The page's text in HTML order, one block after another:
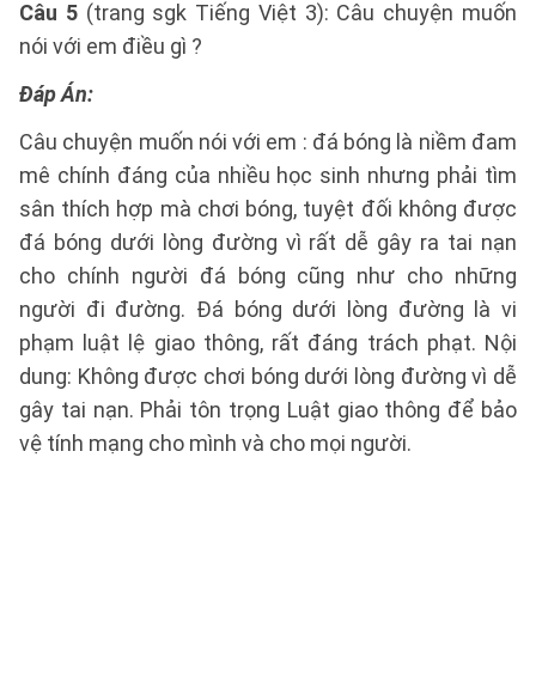
Câu 5(trang sgk Tiếng Việt 3): Câu chuyện muốn
nói với em điều gì ?
Đáp Án:
Câu chuyện muốn nói với em : đá bóng là niềm đam
mê chính đáng của nhiều học sinh nhưng phải tìm
sân thích hợp mà chơi bóng, tuyệt đối không được
đá bóng dưới lòng đường vì rất dễ gây ra tai nạn
cho chính người đá bóng cũng như cho những
người đi đường. Đá bóng dưới lòng đường là vi
phạm luật lệ giao thông, rất đáng trách phạt. Nội
dung: Không được chơi bóng dưới lòng đường vì dễ
gây tai nạn. Phải tôn trọng Luật giao thông để bảo
vệ tính mạng cho mình và cho mọi người.